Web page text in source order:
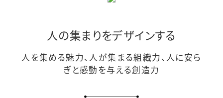
人の集まりをデザインする
人を集める魅力、人が集まる組織力、人に安ら
ぎと感動を与える創造力